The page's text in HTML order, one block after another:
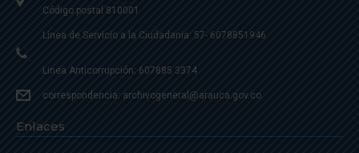
Código postal 810001
Linea de Servicio a la Ciudadania: 57- 6078851946
Linea Anticorrupción: 607885 3374
correspondencia: archivogeneral@arauca.gov.co
Enlaces